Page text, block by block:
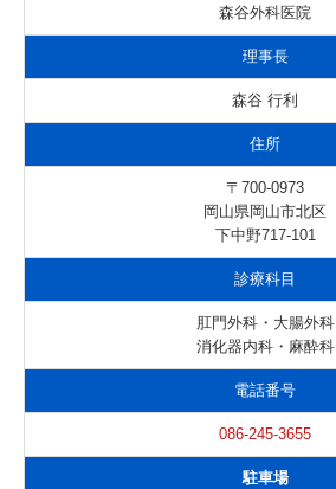
森谷外科医院
理事長
森谷 行利
住所
〒700-0973
岡山県岡山市北区
下中野717-101
診療科目
肛門外科・大腸外科
消化器内科・麻酔科
電話番号
086-245-3655
駐車場